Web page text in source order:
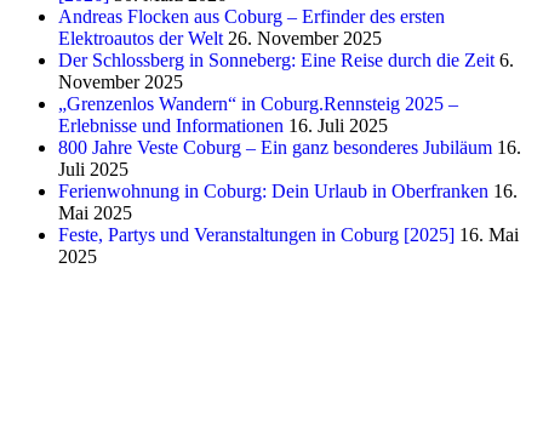
Andreas Flocken aus Coburg – Erfinder des ersten
Elektroautos der Welt 26. November 2025
Der Schlossberg in Sonneberg: Eine Reise durch die Zeit 6.
November 2025
„Grenzenlos Wandern“ in Coburg.Rennsteig 2025 –
Erlebnisse und Informationen 16. Juli 2025
800 Jahre Veste Coburg – Ein ganz besonderes Jubiläum 16.
Juli 2025
Ferienwohnung in Coburg: Dein Urlaub in Oberfranken 16.
Mai 2025
Feste, Partys und Veranstaltungen in Coburg [2025] 16. Mai
2025